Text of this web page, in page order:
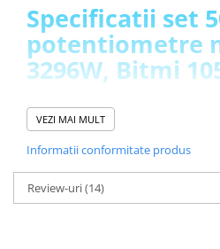
Convertoare de Tensiune
Banda Izolatoare
Panouri Fotovoltaice
Smart Home
Intrerupatoare Smart
Prize Inteligente
Module Smart Home
Camere Supraveghere
Specificatii set
potentiometre
3296W, Bitmi
Model:3296W
Tensiune suportata:
Putere nominala:0.5W
Montaj:DIP
Numar ture:25
VEZI MAI MULT
Informatii conformitate produs
Review-uri(14)